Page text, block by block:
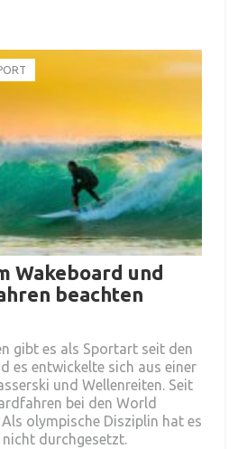
Wakeboard und
beachten
gibt es als Sportart seit den
es entwickelte sich aus einer
und Wellenreiten. Seit
bei den World
olympische Disziplin hat es
durchgesetzt.